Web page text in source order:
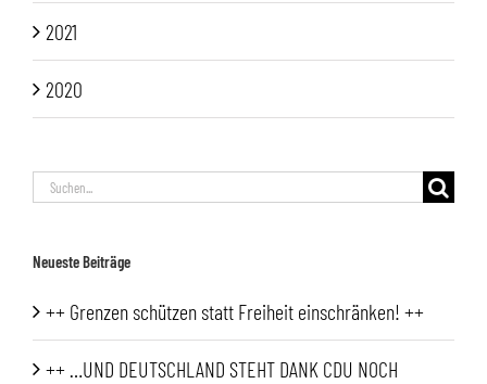
2021
2020
Suche
Neueste Beiträge
++ Grenzen schützen statt Freiheit einschränken! ++
++ …UND DEUTSCHLAND STEHT DANK CDU NOCH